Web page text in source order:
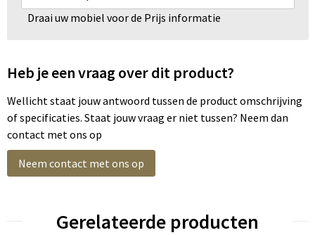
Draai uw mobiel voor de Prijs informatie
Heb je een vraag over dit product?
Wellicht staat jouw antwoord tussen de product omschrijving
of specificaties. Staat jouw vraag er niet tussen? Neem dan
contact met ons op
Neem contact met ons op
Gerelateerde producten